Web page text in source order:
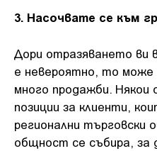
3. Насочвате се към
Дори отразяването ви
е невероятно, то може
много продажби. Някои
позиции за клиенти,
регионални
общност се събира, за